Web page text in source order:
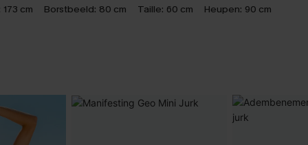
173 cm Borstbeeld: 80 cm Taille: 60 cm Heupen: 90 cm